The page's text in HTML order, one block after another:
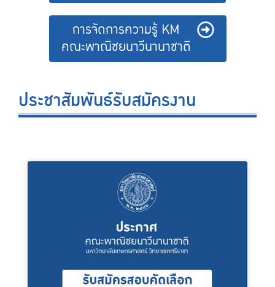
การจัดการความรู้ KM
คณะพาณิชยนาวีนานาชาติ
ประชาสัมพันธ์รับสมัครงาน